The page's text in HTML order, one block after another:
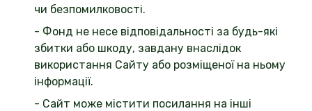
чи безпомилковості.
- Фонд не несе відповідальності за будь-які
збитки або шкоду, завдану внаслідок
використання Сайту або розміщеної на ньому
інформації.
- Сайт може містити посилання на інші